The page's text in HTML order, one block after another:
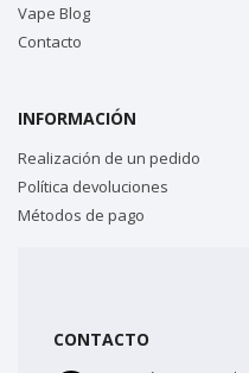
Vape Blog
Contacto
INFORMACIÓN
Realización de un pedido
Política devoluciones
Métodos de pago
CONTACTO